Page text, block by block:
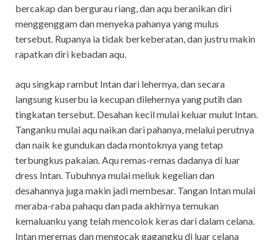
bercakap dan bergurau riang, dan aqu beranikan diri
menggenggam dan menyeka pahanya yang mulus
tersebut. Rupanya ia tidak berkeberatan, dan justru makin
rapatkan diri kebadan aqu.
aqu singkap rambut Intan dari lehernya, dan secara
langsung kuserbu ia kecupan dilehernya yang putih dan
tingkatan tersebut. Desahan kecil mulai keluar mulut Intan.
Tanganku mulai aqu naikan dari pahanya, melalui perutnya
dan naik ke gundukan dada montoknya yang tetap
terbungkus pakaian. Aqu remas-remas dadanya di luar
dress Intan. Tubuhnya mulai meliuk kegelian dan
desahannya juga makin jadi membesar. Tangan Intan mulai
meraba-raba pahaqu dan pada akhirnya temukan
kemaluanku yang telah mencolok keras dari dalam celana.
Intan meremas dan mengocak gagangku di luar celana